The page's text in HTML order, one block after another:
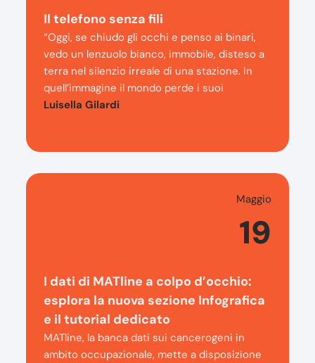
Il telefono senza fili
“Oggi, se chiudo gli occhi e penso ai binari,
vedo un lenzuolo bianco, immobile, disteso a
terra nel silenzio irreale di una stazione. In
quell’immagine il mondo perde i suoi
Luisella Gilardi
Maggio
19
I dati di MATline a colpo d’occhio:
esplora la nuova sezione Infografica
e il tutorial dedicato
MATline, la banca dati sui cancerogeni in
ambito occupazionale, mette a disposizione